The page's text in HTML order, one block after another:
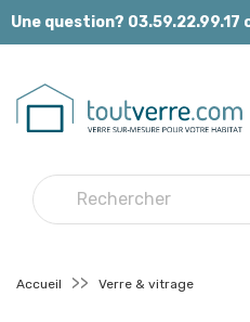
Panneau de gestion des
Une question?
Accueil Verre & vitrage